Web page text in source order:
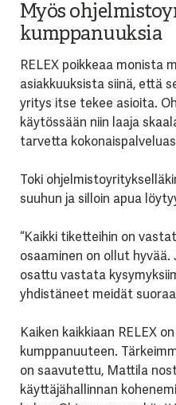
Myös
kumppanuuksia
RELEX poikkeaa monista
asiakkuuksista siinä, että
yritys itse tekee asioita.
käytössään niin laaja
tarvetta
Toki
suuhun ja silloin apua
“Kaikki tiketteihin on
osaaminen on ollut hyvää.
osattu vastata
yhdistäneet meidät
Kaiken kaikkiaan RELEX
kumppanuuteen.
on saavutettu, Mattila
käyttäjähallinnan